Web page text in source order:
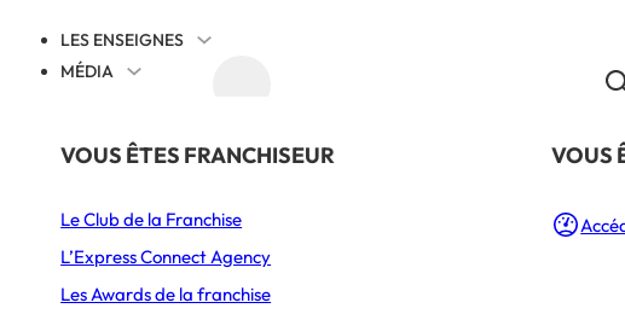
LES ENSEIGNES
PAR SECTEUR
Alimentation
Ameublement & Décoration
MÉDIA
THÉMATIQUES
Juridique
Cession reprise
International
VOUS ÊTES FRANCHISEUR
Le Club de la Franchise
L’Express Connect Agency
Les Awards de la franchise
​VOUS